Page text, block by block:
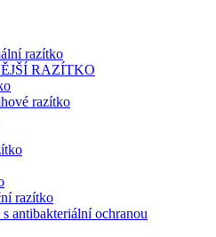
razítko
RAZÍTKO
razítko
razítko
antibakteriální ochranou